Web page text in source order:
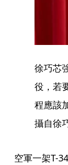
徐巧芯
役，若
程應該
攝自徐
空軍一架T-